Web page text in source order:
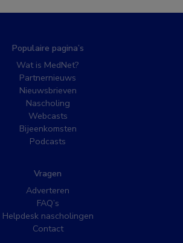
Populaire pagina’s
Wat is MedNet?
Partnernieuws
Nieuwsbrieven
Nascholing
Webcasts
Bijeenkomsten
Podcasts
Vragen
Adverteren
FAQ’s
Helpdesk nascholingen
Contact